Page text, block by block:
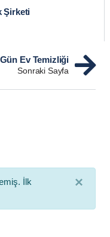
Şirketi
Ev Temizliği
Sonraki Sayfa
×
İlk